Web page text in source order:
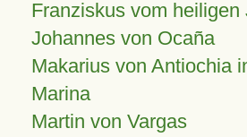
Franziskus vom heiligen
Johannes von Ocaña
Makarius von Antiochia
Marina
Martin von Vargas